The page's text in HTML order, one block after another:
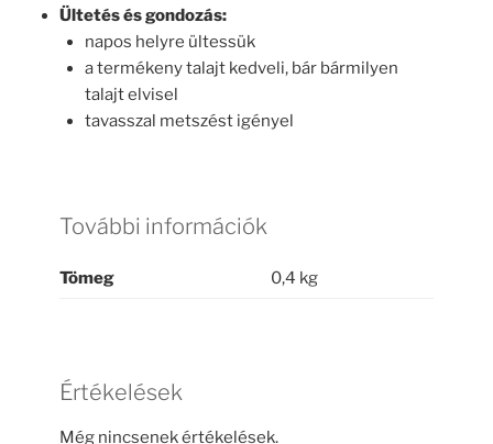
Ültetés és gondozás:
napos helyre ültessük
a termékeny talajt kedveli, bár bármilyen
talajt elvisel
tavasszal metszést igényel
További információk
Tömeg 0,4 kg
Értékelések
Még nincsenek értékelések.